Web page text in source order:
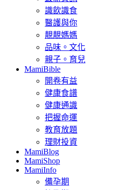
識飲識食
醫護與你
靚靚媽媽
品味。文化
親子。育兒
MamiBible
開卷有益
健康食譜
健康通識
把握命運
教育放題
理財投資
MamiBlog
MamiShop
MamiInfo
備孕期